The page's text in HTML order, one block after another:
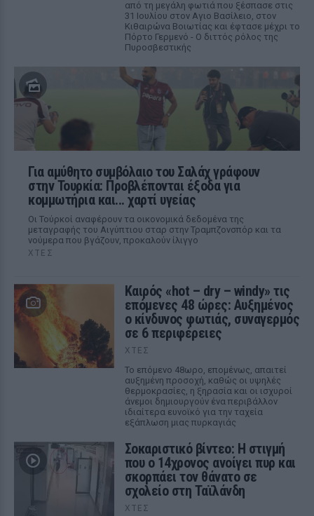
από τη μεγάλη φωτιά που ξέσπασε στις
31 Ιουλίου στον Αγιο Βασίλειο, στον
Κιθαιρώνα Βοιωτίας και έφτασε μέχρι το
Πόρτο Γερμενό - Ο διττός ρόλος της
Πυροσβεστικής
Για αμύθητο συμβόλαιο του Σαλάχ γράφουν
στην Τουρκία: Προβλέπονται έξοδα για
κομμωτήρια και... χαρτί υγείας
Οι Τούρκοί αναφέρουν τα οικονομικά δεδομένα της
μεταγραφής του Αιγύπτιου σταρ στην Τραμπζονσπόρ και τα
νούμερα που βγάζουν, προκαλούν ίλιγγο
ΧΤΕΣ
Καιρός «hot – dry – windy» τις
επόμενες 48 ώρες: Αυξημένος
ο κίνδυνος φωτιάς, συναγερμός
σε 6 περιφέρειες
ΧΤΕΣ
Το επόμενο 48ωρο, επομένως, απαιτεί
αυξημένη προσοχή, καθώς οι υψηλές
θερμοκρασίες, η ξηρασία και οι ισχυροί
άνεμοι δημιουργούν ένα περιβάλλον
ιδιαίτερα ευνοϊκό για την ταχεία
εξάπλωση μιας πυρκαγιάς
Σοκαριστικό βίντεο: Η στιγμή
που ο 14χρονος ανοίγει πυρ και
σκορπάει τον θάνατο σε
σχολείο στη Ταϊλάνδη
ΧΤΕΣ